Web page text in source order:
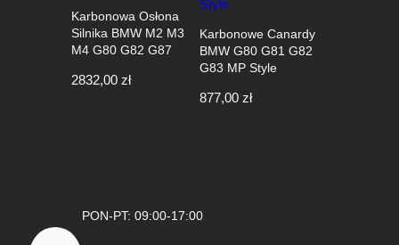
Karbonowa Osłona
Silnika BMW M2 M3
M4 G80 G82 G87
2832,00 zł
Karbonowe Canardy
BMW G80 G81 G82
G83 MP Style
877,00 zł
PON-PT: 09:00-17:00